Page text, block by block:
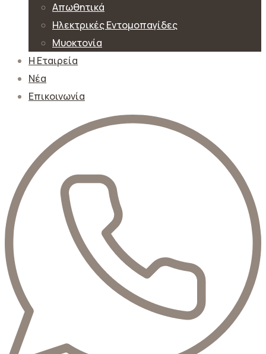
Απωθητικά
Ηλεκτρικές Εντομοπαγίδες
Μυοκτονία
Η Εταιρεία
Νέα
Επικοινωνία